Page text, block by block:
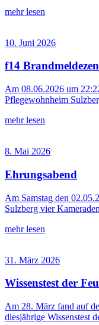
mehr lesen
10. Juni 2026
f14
Am 08.06.2026 um
Pflegewohnheim
mehr lesen
8. Mai 2026
Ehrungsabend
Am Samstag den
Sulzberg vier
mehr lesen
31. März 2026
Wissenstest der
Am 28. März fand auf
diesjährige Wissenstest